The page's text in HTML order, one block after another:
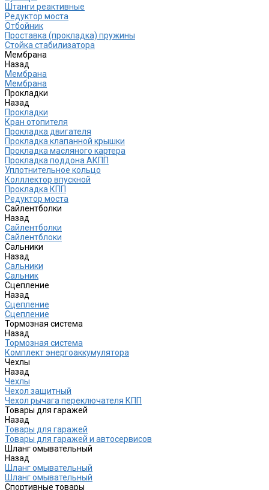
Штанги реактивные
Редуктор моста
Отбойник
Проставка (прокладка) пружины
Стойка стабилизатора
Мембрана
Назад
Мембрана
Мембрана
Прокладки
Назад
Прокладки
Кран отопителя
Прокладка двигателя
Прокладка клапанной крышки
Прокладка масляного картера
Прокладка поддона АКПП
Уплотнительное кольцо
Колллектор впускной
Прокладка КПП
Редуктор моста
Сайлентболки
Назад
Сайлентболки
Сайлентблоки
Сальники
Назад
Сальники
Сальник
Сцепление
Назад
Сцепление
Сцепление
Тормозная система
Назад
Тормозная система
Комплект энергоаккумулятора
Чехлы
Назад
Чехлы
Чехол защитный
Чехол рычага переключателя КПП
Товары для гаражей
Назад
Товары для гаражей
Товары для гаражей и автосервисов
Шланг омывательный
Назад
Шланг омывательный
Шланг омывательный
Спортивные товары